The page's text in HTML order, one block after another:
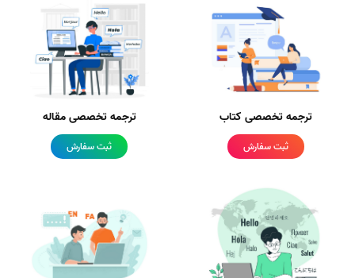
ترجمه تخصصی کتاب
ثبت سفارش
ترجمه تخصصی مقاله
ثبت سفارش